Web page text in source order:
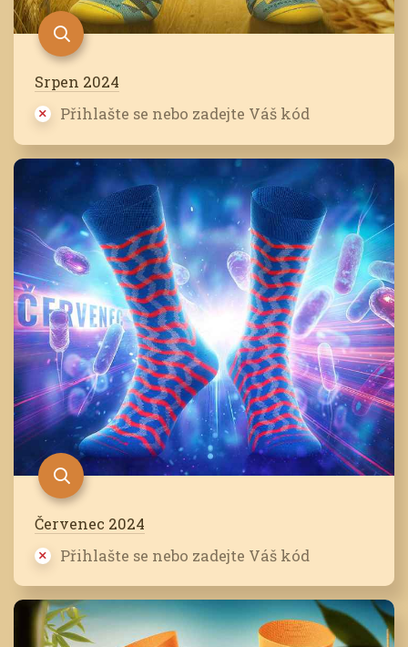
Srpen 2024
Přihlašte se nebo zadejte Váš kód
Červenec 2024
Přihlašte se nebo zadejte Váš kód